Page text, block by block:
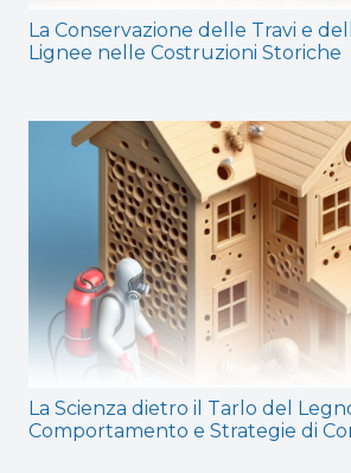
La Conservazione delle Travi e
Lignee nelle Costruzioni Storiche
La Scienza dietro il Tarlo del
Comportamento e Strategie di